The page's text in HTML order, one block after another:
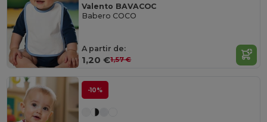
Valento BAVACOC
Babero COCO
A partir de:
1,20 €1,57 €
-10%